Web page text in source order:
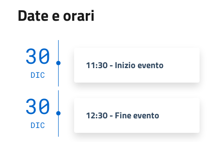
Date e orari
30
DIC
11:30 - Inizio evento
30
DIC
12:30 - Fine evento